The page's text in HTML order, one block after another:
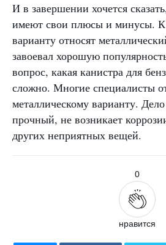
И в завершении хочется
имеют свои плюсы и минусы. К
варианту относят
завоевал хорошую
вопрос, какая канистра для
сложно. Многие специалисты
металлическому варианту.
прочный, не возникает
других неприятных вещей.
0
нравится